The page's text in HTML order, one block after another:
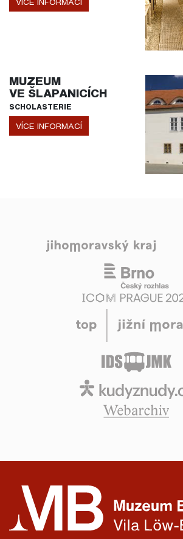
MUZEUM
VE ŠLAPANICÍCH
SCHOLASTERIE
VÍCE INFORMACÍ